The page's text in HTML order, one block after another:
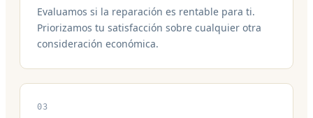
Evaluamos si la reparación es rentable para ti.
Priorizamos tu satisfacción sobre cualquier otra
consideración económica.
03